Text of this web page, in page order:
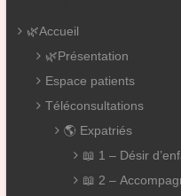
🌿Accueil
🌿Présentation
Espace patients
Téléconsultations
🌎 Expatriés
📖 1 – Désir
📖 2 –